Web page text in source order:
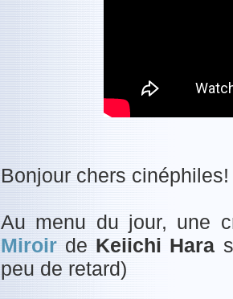
Bonjour chers cinéphiles!
Au menu du jour, une
Miroir de Keiichi Hara
peu de retard)